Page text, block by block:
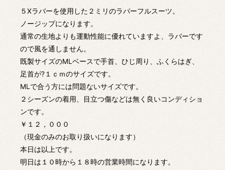
５Xラバーを使用した２ミリのラバーフルスーツ。
ノージップになります。
通常の生地よりも運動性能に優れていますよ、ラバーです
ので風を通しません。
既製サイズのMLベースで手首、ひじ周り、ふくらはぎ、
足首が?１ｃｍのサイズです。
MLで合う方には問題ないサイズです。
２シーズンの着用、目立つ傷などは無く良いコンディショ
ンです。
￥１２，０００
（現金のみのお取り扱いになります）
本日は以上です。
明日は１０時から１８時の営業時間になります。